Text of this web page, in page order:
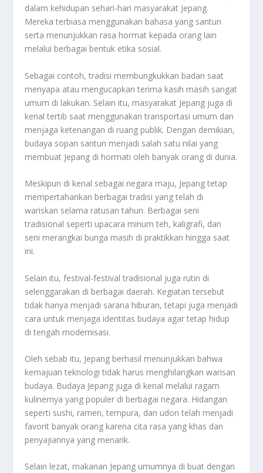
dalam kehidupan sehari-hari masyarakat Jepang.
Mereka terbiasa menggunakan bahasa yang santun
serta menunjukkan rasa hormat kepada orang lain
melalui berbagai bentuk etika sosial.
Sebagai contoh, tradisi membungkukkan badan saat
menyapa atau mengucapkan terima kasih masih sangat
umum di lakukan. Selain itu, masyarakat Jepang juga di
kenal tertib saat menggunakan transportasi umum dan
menjaga ketenangan di ruang publik. Dengan demikian,
budaya sopan santun menjadi salah satu nilai yang
membuat Jepang di hormati oleh banyak orang di dunia.
Meskipun di kenal sebagai negara maju, Jepang tetap
mempertahankan berbagai tradisi yang telah di
wariskan selama ratusan tahun. Berbagai seni
tradisional seperti upacara minum teh, kaligrafi, dan
seni merangkai bunga masih di praktikkan hingga saat
ini.
Selain itu, festival-festival tradisional juga rutin di
selenggarakan di berbagai daerah. Kegiatan tersebut
tidak hanya menjadi sarana hiburan, tetapi juga menjadi
cara untuk menjaga identitas budaya agar tetap hidup
di tengah modernisasi.
Oleh sebab itu, Jepang berhasil menunjukkan bahwa
kemajuan teknologi tidak harus menghilangkan warisan
budaya. Budaya Jepang juga di kenal melalui ragam
kulinernya yang populer di berbagai negara. Hidangan
seperti sushi, ramen, tempura, dan udon telah menjadi
favorit banyak orang karena cita rasa yang khas dan
penyajiannya yang menarik.
Selain lezat, makanan Jepang umumnya di buat dengan